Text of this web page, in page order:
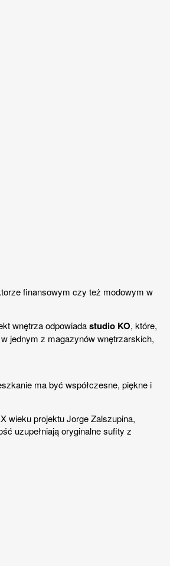
finansowym czy też modowym w
wnętrza odpowiadastudio KO, które,
jednym z magazynów wnętrzarskich,
ma być współczesne, piękne i
wieku projektu Jorge Zalszupina,
uzupełniają oryginalne sufity z